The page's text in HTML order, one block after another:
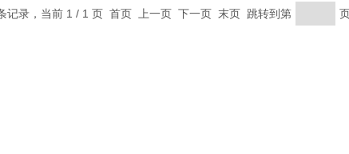
记录，当前 1 / 1 页 首页 上一页 下一页 末页 跳转到第